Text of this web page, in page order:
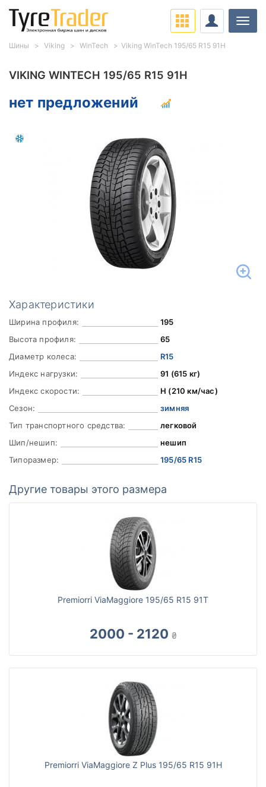
VIKING WINTECH 195/65 R15 91H
нет предложений
Характеристики
Ширина профиля:
195
Высота профиля:
65
Диаметр колеса:
R15
Индекс нагрузки:
91 (615 кг)
Индекс скорости:
H (210 км/час)
Сезон:
зимняя
Тип транспортного средства:
легковой
Шип/нешип:
нешип
Типоразмер:
195/65 R15
Другие товары этого размера
Premiorri ViaMaggiore 195/65 R15 91T
2000 - 2120 ₴
Premiorri ViaMaggiore Z Plus 195/65 R15 91H
Шины Viking WinTech Viking WinTech 195/65 R15 91H